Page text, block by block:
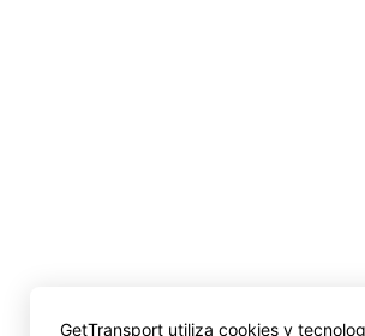
GetTransport utiliza cookies y